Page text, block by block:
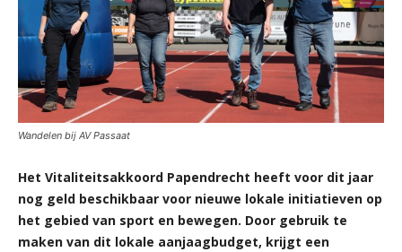
Wandelen bij AV Passaat
Het Vitaliteitsakkoord Papendrecht heeft voor dit jaar
nog geld beschikbaar voor nieuwe lokale initiatieven op
het gebied van sport en bewegen. Door gebruik te
maken van dit lokale aanjaagbudget, krijgt een